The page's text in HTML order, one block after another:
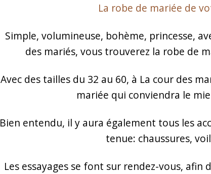
La robe de mariée de
Simple, volumineuse, bohème, princesse,
des mariés, vous trouverez la robe de
Avec des tailles du 32 au 60, à La cour des
mariée qui conviendra le
Bien entendu, il y aura également tous les
tenue: chaussures,
Les essayages se font sur rendez-vous,